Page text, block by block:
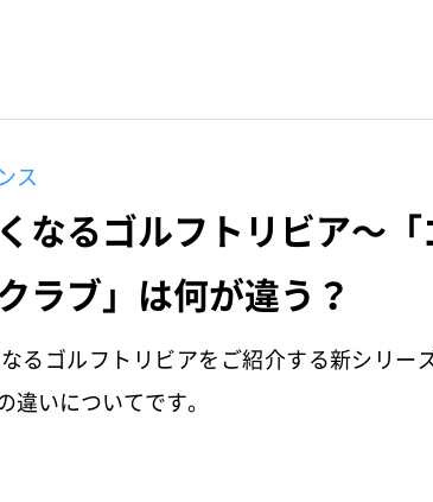
ス
なるゴルフトリビア～
ラブ」は何が違う？
るゴルフトリビアをご紹介する新シリー
違いについてです。